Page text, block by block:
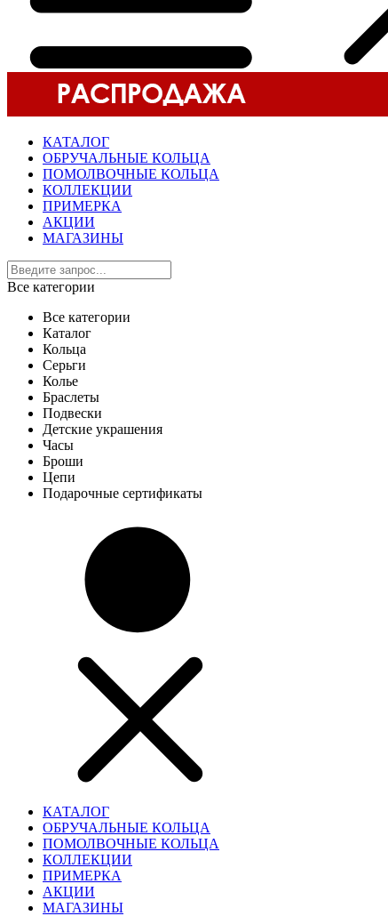
КАТАЛОГ
ОБРУЧАЛЬНЫЕ КОЛЬЦА
ПОМОЛВОЧНЫЕ КОЛЬЦА
КОЛЛЕКЦИИ
ПРИМЕРКА
АКЦИИ
МАГАЗИНЫ
Все категории
Все категории
Каталог
Кольца
Серьги
Колье
Браслеты
Подвески
Детские украшения
Часы
Броши
Цепи
Подарочные сертификаты
КАТАЛОГ
ОБРУЧАЛЬНЫЕ КОЛЬЦА
ПОМОЛВОЧНЫЕ КОЛЬЦА
КОЛЛЕКЦИИ
ПРИМЕРКА
АКЦИИ
МАГАЗИНЫ